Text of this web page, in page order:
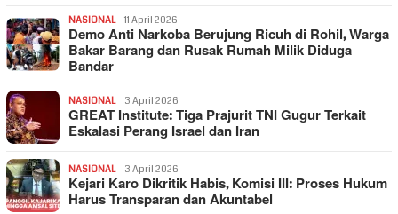
NASIONAL 11 April 2026
Demo Anti Narkoba Berujung Ricuh di Rohil, Warga
Bakar Barang dan Rusak Rumah Milik Diduga
Bandar
NASIONAL 3 April 2026
GREAT Institute: Tiga Prajurit TNI Gugur Terkait
Eskalasi Perang Israel dan Iran
NASIONAL 3 April 2026
Kejari Karo Dikritik Habis, Komisi III: Proses Hukum
Harus Transparan dan Akuntabel